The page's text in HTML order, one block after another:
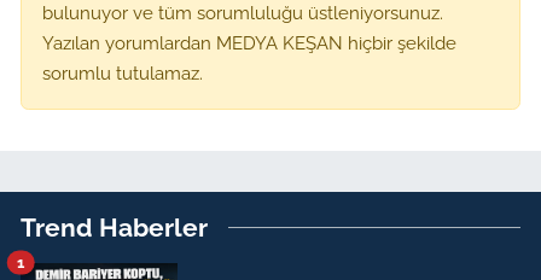
bulunuyor ve tüm sorumluluğu üstleniyorsunuz.
Yazılan yorumlardan MEDYA KEŞAN hiçbir şekilde
sorumlu tutulamaz.
Trend Haberler
1